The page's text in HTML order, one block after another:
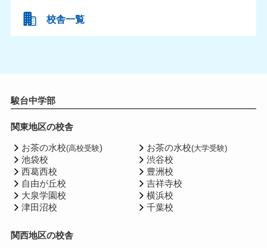
校舎一覧
駿台中学部
関東地区の校舎
お茶の水校(高校受験)
池袋校
西葛西校
自由が丘校
大泉学園校
津田沼校
お茶の水校(大学受験)
渋谷校
豊洲校
吉祥寺校
横浜校
千葉校
関西地区の校舎